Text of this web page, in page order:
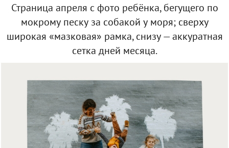
Страница апреля с фото ребёнка, бегущего по
мокрому песку за собакой у моря; сверху
широкая «мазковая» рамка, снизу — аккуратная
сетка дней месяца.